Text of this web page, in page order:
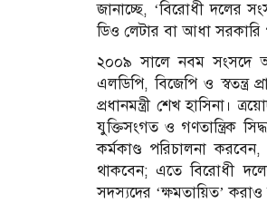
জানাচ্ছে, ‘বিরোধী দলের
ডিও লেটার বা আধা
২০০৯ সালে নবম সংসদে
এলডিপি, বিজেপি ও স্বতন্ত্র
প্রধানমন্ত্রী শেখ হাসিনা।
যুক্তিসংগত ও গণতান্ত্রিক
কর্মকাণ্ড পরিচালনা
থাকবেন; এতে বিরোধী
সদস্যদের ‘ক্ষমতায়িত’